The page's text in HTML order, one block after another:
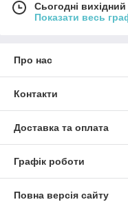
Сьогодні вихідний
Показати весь
Про нас
Контакти
Доставка та оплата
Графік роботи
Повна версія сайту